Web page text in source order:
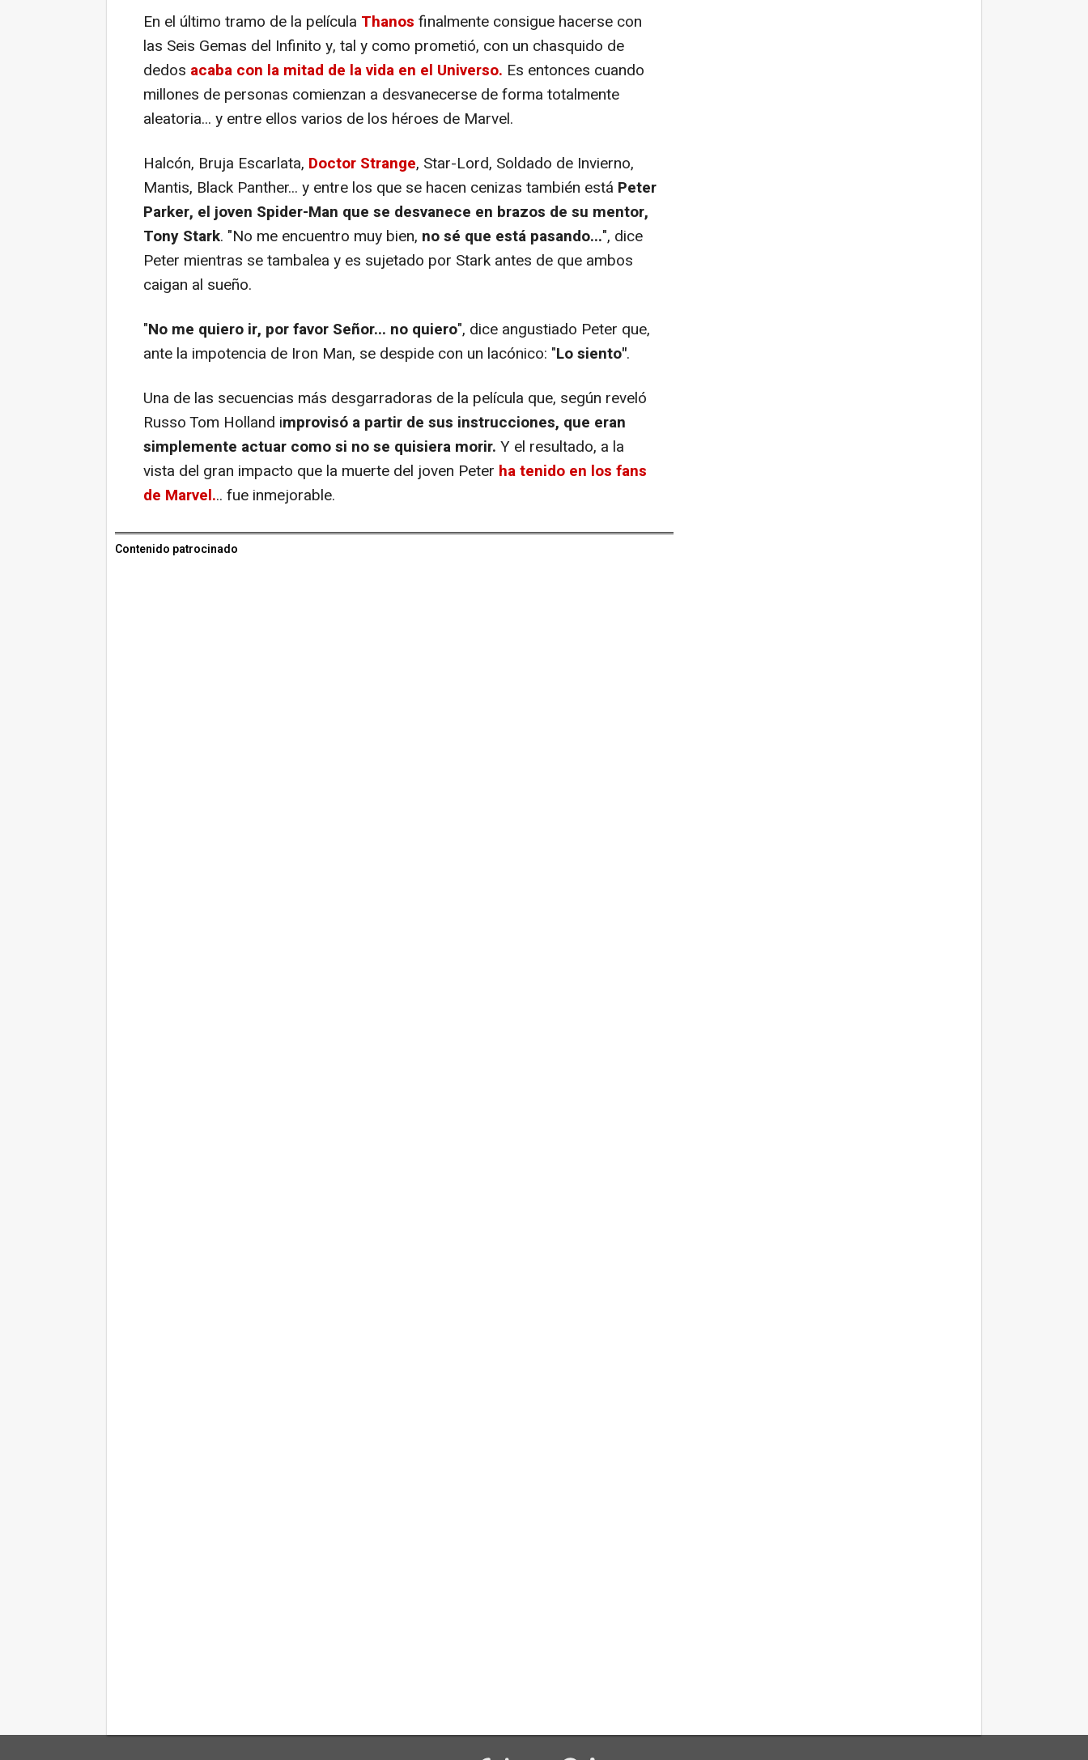
En el último tramo de la película Thanos finalmente consigue hacerse con
las Seis Gemas del Infinito y, tal y como prometió, con un chasquido de
dedos acaba con la mitad de la vida en el Universo. Es entonces cuando
millones de personas comienzan a desvanecerse de forma totalmente
aleatoria... y entre ellos varios de los héroes de Marvel.
Halcón, Bruja Escarlata, Doctor Strange, Star-Lord, Soldado de Invierno,
Mantis, Black Panther... y entre los que se hacen cenizas también está Peter
Parker, el joven Spider-Man que se desvanece en brazos de su mentor,
Tony Stark. "No me encuentro muy bien, no sé que está pasando...", dice
Peter mientras se tambalea y es sujetado por Stark antes de que ambos
caigan al sueño.
"No me quiero ir, por favor Señor... no quiero", dice angustiado Peter que,
ante la impotencia de Iron Man, se despide con un lacónico: "Lo siento".
Una de las secuencias más desgarradoras de la película que, según reveló
Russo Tom Holland improvisó a partir de sus instrucciones, que eran
simplemente actuar como si no se quisiera morir. Y el resultado, a la
vista del gran impacto que la muerte del joven Peter ha tenido en los fans
de Marvel... fue inmejorable.
Contenido patrocinado